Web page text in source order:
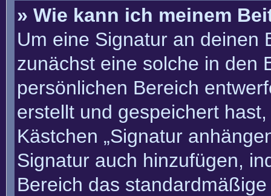
» Wie kann ich meinem
Um eine Signatur an deinen
zunächst eine solche in den
persönlichen Bereich
erstellt und gespeichert
Kästchen „Signatur
Signatur auch hinzufügen,
Bereich das